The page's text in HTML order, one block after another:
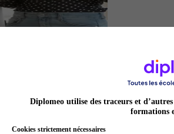
Chef de projet
Diplomeo utilise des traceurs et
formations
Cookies strictement nécessaires